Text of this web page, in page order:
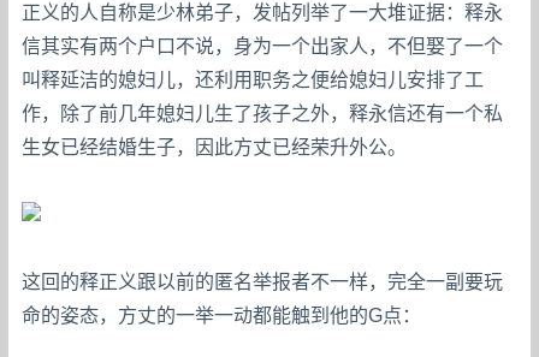
正义的人自称是少林弟子，发帖列举了一大堆证据：释永
信其实有两个户口不说，身为一个出家人，不但娶了一个
叫释延洁的媳妇儿，还利用职务之便给媳妇儿安排了工
作，除了前几年媳妇儿生了孩子之外，释永信还有一个私
生女已经结婚生子，因此方丈已经荣升外公。
这回的释正义跟以前的匿名举报者不一样，完全一副要玩
命的姿态，方丈的一举一动都能触到他的G点：